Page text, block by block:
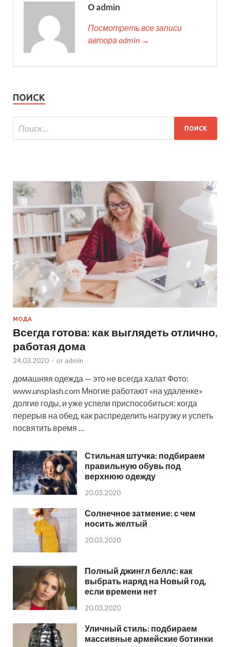
О admin
Посмотреть все записи
автора admin →
ПОИСК
МОДА
Всегда готова: как выглядеть отлично,
работая дома
24.03.2020 - от admin
домашняя одежда — это не всегда халат Фото:
www.unsplash.com Многие работают «на удаленке»
долгие годы, и уже успели приспособиться: когда
перерыв на обед, как распределить нагрузку и успеть
посвятить время …
Стильная штучка: подбираем
правильную обувь под
верхнюю одежду
20.03.2020
Солнечное затмение: с чем
носить желтый
20.03.2020
Полный джингл беллс: как
выбрать наряд на Новый год,
если времени нет
20.03.2020
Уличный стиль: подбираем
массивные армейские ботинки